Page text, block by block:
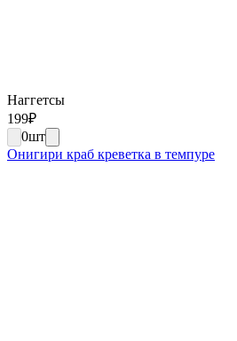
Наггетсы
199₽
0шт
Онигири краб креветка в темпуре